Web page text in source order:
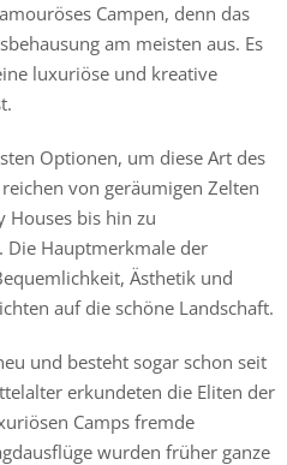
Campen, denn das
am meisten aus. Es
luxuriöse und kreative
Optionen, um diese Art des
von geräumigen Zelten
Houses bis hin zu
Die Hauptmerkmale der
Ästhetik und
auf die schöne Landschaft.
und besteht sogar schon seit
erkundeten die Eliten der
Camps fremde
wurden früher ganze